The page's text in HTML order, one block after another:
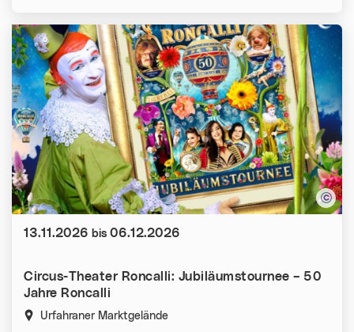
Circus-Theater Roncalli: Jubiläumstournee – 50
Jahre Roncalli
Urfahraner Marktgelände
Datum:
13.11.2026 bis 06.12.2026